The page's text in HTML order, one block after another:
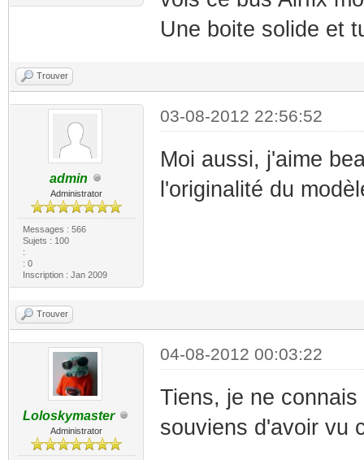
Une boite solide et
Trouver
admin
Administrator
Messages : 566
Sujets : 100
:
: 0
Inscription : Jan 2009
03-08-2012 22:56:52
Moi aussi, j'aime
l'originalité du
Trouver
Loloskymaster
Administrator
04-08-2012 00:03:22
Tiens, je ne
souviens d'avoir vu